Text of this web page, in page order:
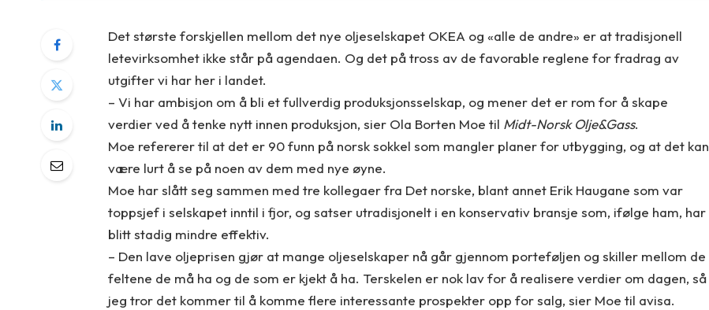
Det største forskjellen mellom det nye oljeselskapet OKEA og «alle de andre» er at tradisjonell
letevirksomhet ikke står på agendaen. Og det på tross av de favorable reglene for fradrag av
utgifter vi har her i landet.
– Vi har ambisjon om å bli et fullverdig produksjonsselskap, og mener det er rom for å skape
verdier ved å tenke nytt innen produksjon, sier Ola Borten Moe til Midt-Norsk Olje&Gass.
Moe refererer til at det er 90 funn på norsk sokkel som mangler planer for utbygging, og at det kan
være lurt å se på noen av dem med nye øyne.
Moe har slått seg sammen med tre kollegaer fra Det norske, blant annet Erik Haugane som var
toppsjef i selskapet inntil i fjor, og satser utradisjonelt i en konservativ bransje som, ifølge ham, har
blitt stadig mindre effektiv.
– Den lave oljeprisen gjør at mange oljeselskaper nå går gjennom porteføljen og skiller mellom de
feltene de må ha og de som er kjekt å ha. Terskelen er nok lav for å realisere verdier om dagen, så
jeg tror det kommer til å komme flere interessante prospekter opp for salg, sier Moe til avisa.